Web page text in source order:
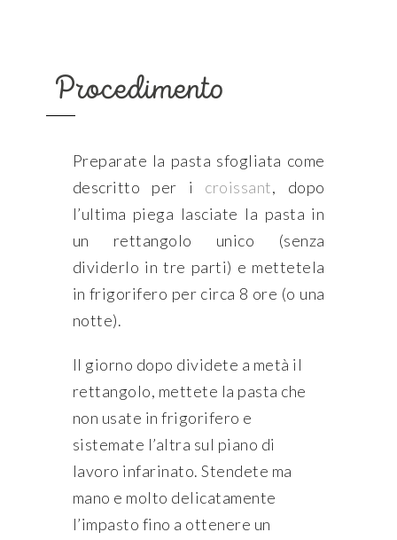
Procedimento
Preparate la pasta sfogliata come
descritto per i croissant, dopo
l’ultima piega lasciate la pasta in
un rettangolo unico (senza
dividerlo in tre parti) e mettetela
in frigorifero per circa 8 ore (o una
notte).
Il giorno dopo dividete a metà il
rettangolo, mettete la pasta che
non usate in frigorifero e
sistemate l’altra sul piano di
lavoro infarinato. Stendete ma
mano e molto delicatamente
l’impasto fino a ottenere un